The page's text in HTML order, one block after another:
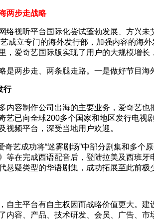
两步走战略
络视听平台国际化尝试蓬勃发展、方兴
成立专门的海外发行部，加强内容的海
，爱奇艺国际版实现了用户的大规模增长
是两步走、两条腿走路。一是做好节目海
行
内容制作公司出海的主要业务，爱奇艺
艺已向全球200多个国家和地区发行电视
视频平台，深受当地用户欢迎。
奇艺成功将“迷雾剧场”中部分剧集和多个
等在完成西语配音后，登陆拉美及西班
悬疑类型的华语剧集，成功拓展至此前
自主平台有自主权因而战略价值更大。
内容、产品、技术研发、会员、广告、